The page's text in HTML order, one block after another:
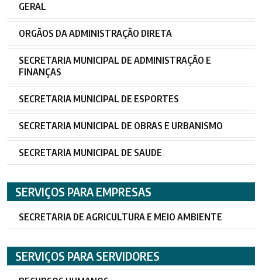
GERAL
ORGÃOS DA ADMINISTRAÇÃO DIRETA
SECRETARIA MUNICIPAL DE ADMINISTRAÇÃO E
FINANÇAS
SECRETARIA MUNICIPAL DE ESPORTES
SECRETARIA MUNICIPAL DE OBRAS E URBANISMO
SECRETARIA MUNICIPAL DE SAUDE
SERVIÇOS PARA EMPRESAS
SECRETARIA DE AGRICULTURA E MEIO AMBIENTE
SERVIÇOS PARA SERVIDORES